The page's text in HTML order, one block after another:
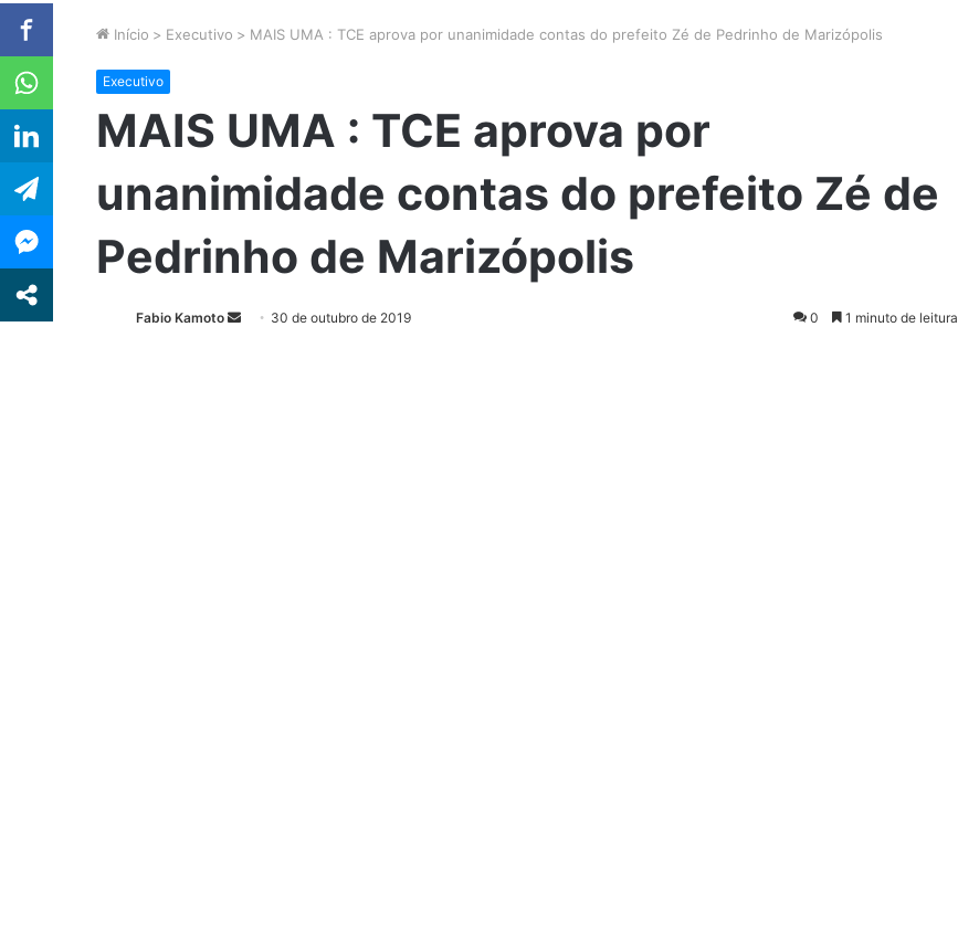
Início > Executivo > MAIS UMA : TCE aprova por unanimidade contas do prefeito Zé de Pedrinho de Marizópolis
Executivo
MAIS UMA : TCE aprova por
unanimidade contas do prefeito Zé de
Pedrinho de Marizópolis
Fabio Kamoto 30 de outubro de 2019 0 1 minuto de leitura